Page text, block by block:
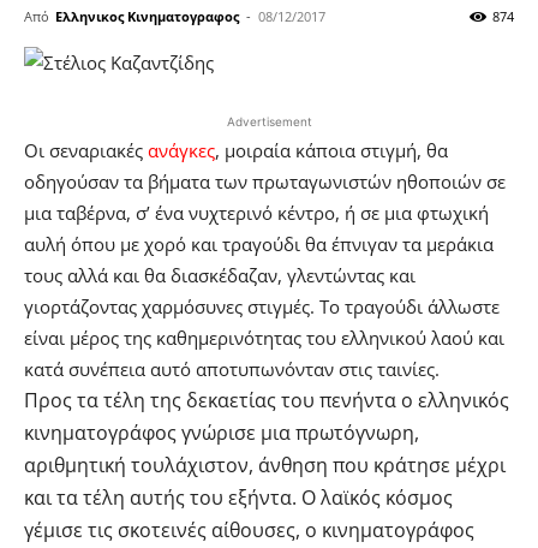
Από Ελληνικος Κινηματογραφος - 08/12/2017 874
Advertisement
Οι σεναριακές ανάγκες, μοιραία κάποια στιγμή, θα
οδηγούσαν τα βήματα των πρωταγωνιστών ηθοποιών σε
μια ταβέρνα, σ’ ένα νυχτερινό κέντρο, ή σε μια φτωχική
αυλή όπου με χορό και τραγούδι θα έπνιγαν τα μεράκια
τους αλλά και θα διασκέδαζαν, γλεντώντας και
γιορτάζοντας χαρμόσυνες στιγμές. Το τραγούδι άλλωστε
είναι μέρος της καθημερινότητας του ελληνικού λαού και
κατά συνέπεια αυτό αποτυπωνόνταν στις ταινίες.
Προς τα τέλη της δεκαετίας του πενήντα ο ελληνικός
κινηματογράφος γνώρισε μια πρωτόγνωρη,
αριθμητική τουλάχιστον, άνθηση που κράτησε μέχρι
και τα τέλη αυτής του εξήντα. Ο λαϊκός κόσμος
γέμισε τις σκοτεινές αίθουσες, ο κινηματογράφος